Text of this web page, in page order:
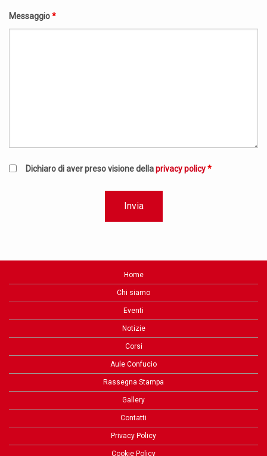
Messaggio*
Dichiaro di aver preso visione dellaprivacy policy *
Home
Chi siamo
Eventi
Notizie
Corsi
Aule Confucio
Rassegna Stampa
Gallery
Contatti
Privacy Policy
Cookie Policy